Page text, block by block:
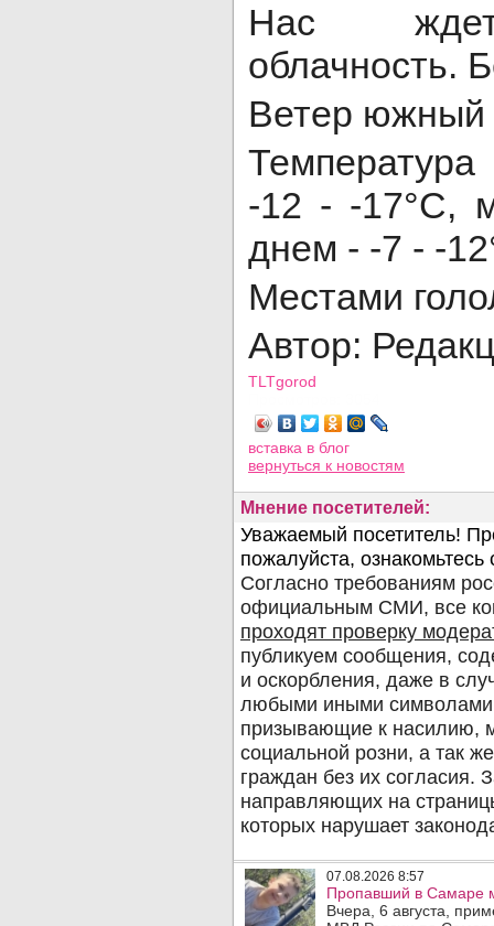
Нас
облачность.
Ветер южный
-12 - -17°C,
днем - -7 - -
Местами
Автор:
TLTgorod
вставка в блог
вернуться к новостям
Мнение посетителей:
07.08.2026 8:57
Пропавший в Самаре
Вчера, 6 августа,